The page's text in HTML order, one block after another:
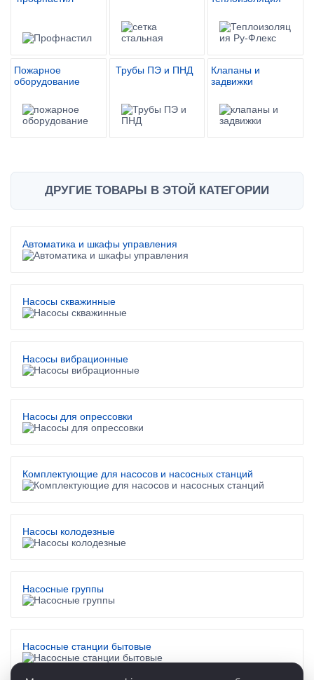
Пожарное
оборудование
Трубы ПЭ и ПНД
Клапаны и
задвижки
ДРУГИЕ ТОВАРЫ В ЭТОЙ КАТЕГОРИИ
Автоматика и шкафы управления
Насосы скважинные
Насосы вибрационные
Насосы для опрессовки
Комплектующие для насосов и насосных станций
Насосы колодезные
Насосные группы
Насосные станции бытовые